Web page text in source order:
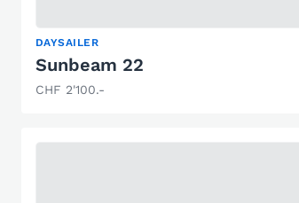
DAYSAILER
Sunbeam 22
CHF 2'100.-